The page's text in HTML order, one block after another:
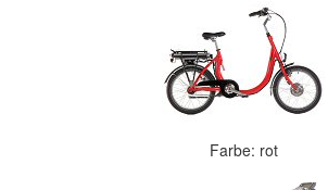
Farbe: rot